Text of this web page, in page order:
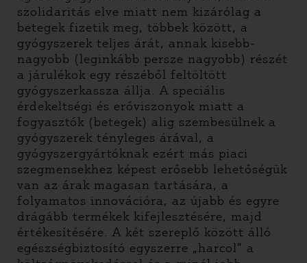
szolidaritás elve miatt nem kizárólag a
betegek fizetik meg, többek között, a
gyógyszerek teljes árát, annak kisebb-
nagyobb (leginkább persze nagyobb) részét
a járulékok egy részéből feltöltött
gyógyszerkassza állja. A speciális
érdekeltségi és erőviszonyok miatt a
fogyasztók (betegek) alig szembesülnek a
gyógyszerek tényleges árával, a
gyógyszergyártóknak ezért más piaci
szegmensekhez képest erősebb lehetőségük
van az árak magasan tartására, a
folyamatos innovációra, az újabb és egyre
drágább termékek kifejlesztésére, majd
értékesítésére. A két szereplő között álló
egészségbiztosító egyszerre „harcol” a